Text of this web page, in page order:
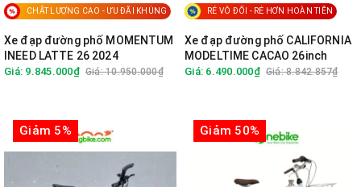
CHẤT LƯỢNG CAO - ƯU ĐÃI KHỦNG
Xe đạp đường phố MOMENTUM
INEED LATTE 26 2024
Giá: 9.845.000₫ Giá: 10.950.000₫
RẺ VÔ ĐỐI - RẺ HƠN HOÀN TIỀN
Xe đạp đường phố CALIFORNIA
MODELTIME CACAO 26inch
Giá: 6.490.000₫ Giá: 8.842.857₫
Giảm 5% Giảm 50%